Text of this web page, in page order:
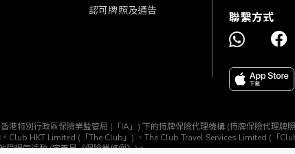
認可牌照及通告
聯繫方式
特別行政區保險業監管局 (「IA」) 下的持牌保險代理機構 (持牌保險代理牌
Club HKT Limited (「The Club」) 、The Club Travel Services Limited (「
受規管活動 (定義見《保險業條例》)。